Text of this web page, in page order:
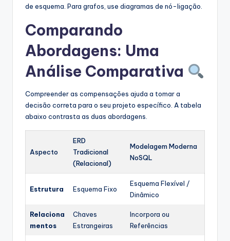
de esquema. Para grafos, use diagramas de nó-ligação.
Comparando
Abordagens: Uma
Análise Comparativa
Compreender as compensações ajuda a tomar a
decisão correta para o seu projeto específico. A tabela
abaixo contrasta as duas abordagens.
Aspecto
ERD
Tradicional
(Relacional)
Modelagem Moderna
NoSQL
Estrutura Esquema Fixo
Esquema Flexível /
Dinâmico
Relaciona
mentos
Chaves
Estrangeiras
Incorpora ou
Referências